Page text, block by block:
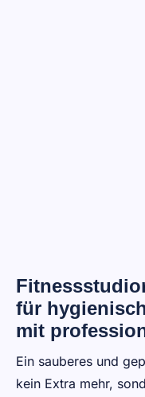
für
mit
Ein sauberes und
kein Extra mehr,